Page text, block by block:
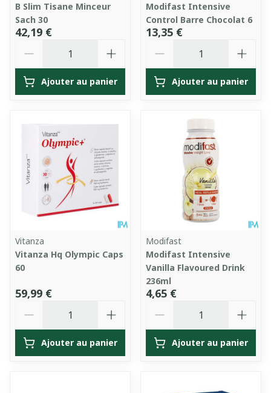
B Slim Tisane Minceur
Sach 30
42,19 €
Ajouter au panier
Modifast Intensive
Control Barre Chocolat 6
13,35 €
Ajouter au panier
Vitanza
Vitanza Hq Olympic Caps
60
59,99 €
Ajouter au panier
Modifast
Modifast Intensive
Vanilla Flavoured Drink
236ml
4,65 €
Ajouter au panier